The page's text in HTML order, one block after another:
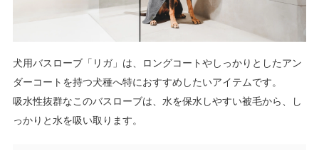
犬用バスローブ「リガ」は、ロングコートやしっかりとしたアン
ダーコートを持つ犬種へ特におすすめしたいアイテムです。
吸水性抜群なこのバスローブは、水を保水しやすい被毛から、し
っかりと水を吸い取ります。